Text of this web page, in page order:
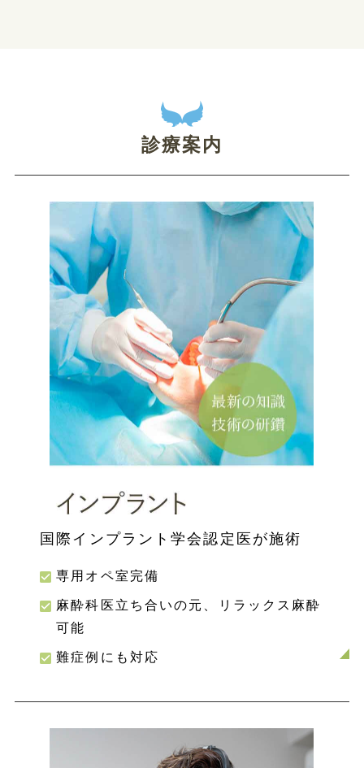
診療案内
国際インプラント学会認定医が施術
専用オペ室完備
麻酔科医立ち合いの元、リラックス麻酔
可能
難症例にも対応